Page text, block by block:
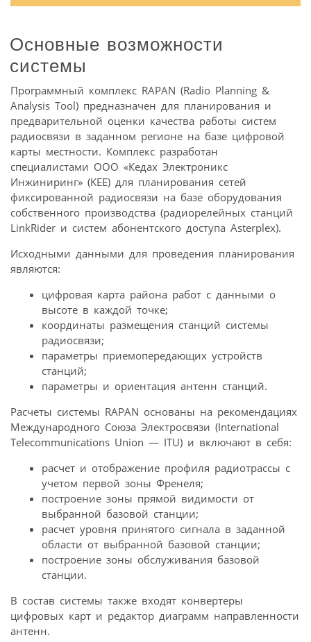
Основные возможности
системы
Программный комплекс RAPAN (Radio Planning &
Analysis Tool) предназначен для планирования и
предварительной оценки качества работы систем
радиосвязи в заданном регионе на базе цифровой
карты местности. Комплекс разработан
специалистами ООО «Кедах Электроникс
Инжиниринг» (KEE) для планирования сетей
фиксированной радиосвязи на базе оборудования
собственного производства (радиорелейных станций
LinkRider и систем абонентского доступа Asterplex).
Исходными данными для проведения планирования
являются:
цифровая карта района работ с данными о
высоте в каждой точке;
координаты размещения станций системы
радиосвязи;
параметры приемопередающих устройств
станций;
параметры и ориентация антенн станций.
Расчеты системы RAPAN основаны на рекомендациях
Международного Союза Электросвязи (International
Telecommunications Union — ITU) и включают в себя:
расчет и отображение профиля радиотрассы с
учетом первой зоны Френеля;
построение зоны прямой видимости от
выбранной базовой станции;
расчет уровня принятого сигнала в заданной
области от выбранной базовой станции;
построение зоны обслуживания базовой
станции.
В состав системы также входят конвертеры
цифровых карт и редактор диаграмм направленности
антенн.